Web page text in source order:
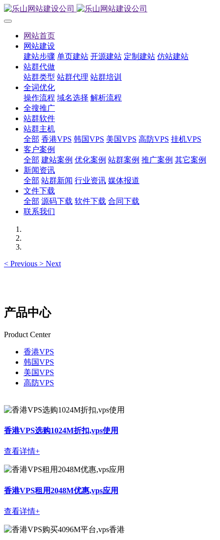
网站首页
网站建设
建站步骤 单页建站 开源建站 定制建站 仿站建站
站群代做
站群类型 站群代理 站群培训
全词优化
操作流程 域名选择 解析流程
全搜推广
站群软件
站群主机
全部 香港VPS 韩国VPS 美国VPS 高防VPS 挂机VPS
客户案例
全部 建站案例 优化案例 站群案例 推广案例 其它案例
新闻资讯
全部 站群新闻 行业资讯 媒体报道
文件下载
全部 源码下载 软件下载 合同下载
联系我们
< Previous > Next
产品中心
Product Center
香港VPS
韩国VPS
美国VPS
高防VPS
香港VPS选购1024M折扣,vps使用
查看详情+
香港VPS租用2048M优惠,vps应用
查看详情+